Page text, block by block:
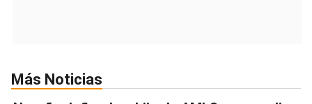
Más Noticias